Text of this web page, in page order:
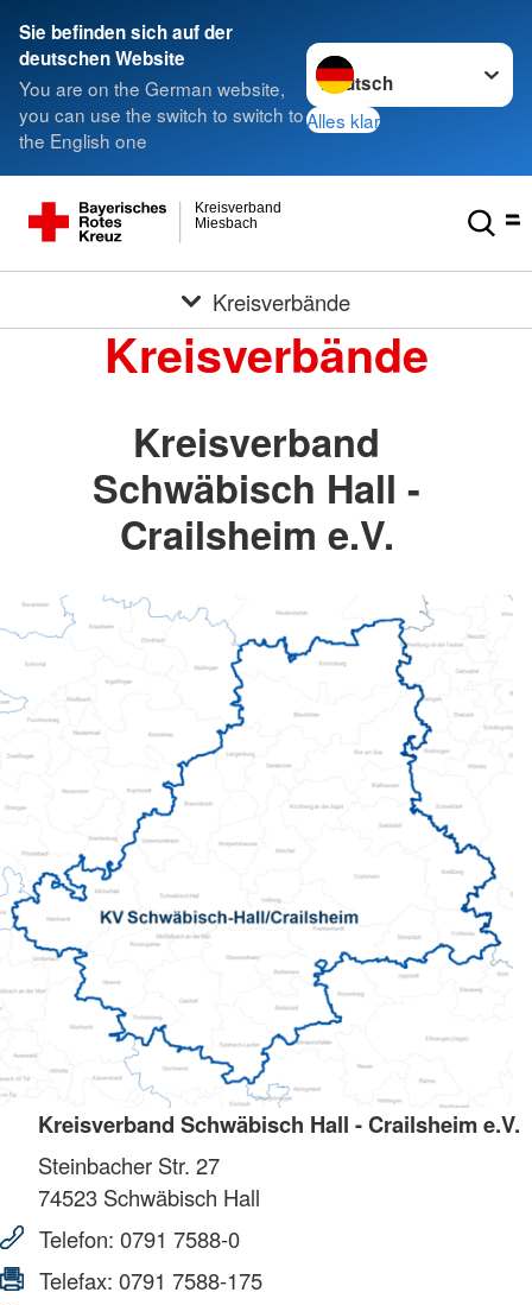
Sie befinden sich auf der
deutschen Website
You are on the German website,
you can use the switch to switch to
the English one
Sprache wechseln zu
Alles klar
Miesbach
Kreisverband
Kreisverbände
Kreisverbände
Kreisverband
Schwäbisch Hall -
Crailsheim e.V.
Kreisverband Schwäbisch Hall - Crailsheim e.V.
Steinbacher Str. 27
74523 Schwäbisch Hall
Telefon: 0791 7588-0
Telefax: 0791 7588-175